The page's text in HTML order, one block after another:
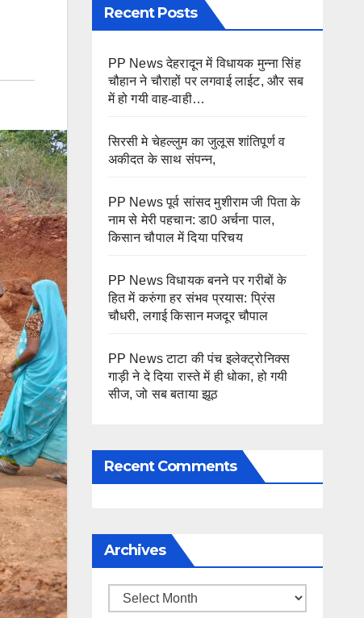
Recent Posts
PP News देहरादून में विधायक मुन्ना सिंह
चौहान ने चौराहों पर लगवाई लाईट, और सब
में हो गयी वाह-वाही…
सिरसी मे चेहल्लुम का जुलूस शांतिपूर्ण व
अकीदत के साथ संपन्न,
PP News पूर्व सांसद मुशीराम जी पिता के
नाम से मेरी पहचान: डा0 अर्चना पाल,
किसान चौपाल में दिया परिचय
PP News विधायक बनने पर गरीबों के
हित में करुंगा हर संभव प्रयास: प्रिंस
चौधरी, लगाई किसान मजदूर चौपाल
PP News टाटा की पंच इलेक्ट्रोनिक्स
गाड़ी ने दे दिया रास्ते में ही धोका, हो गयी
सीज, जो सब बताया झूठ
Recent Comments
Archives
Archives